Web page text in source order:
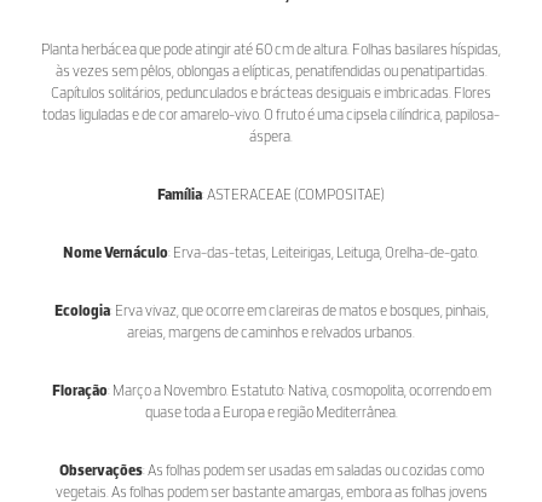
Planta herbácea que pode atingir até 60 cm de altura. Folhas basilares híspidas,
às vezes sem pêlos, oblongas a elípticas, penatifendidas ou penatipartidas.
Capítulos solitários, pedunculados e brácteas desiguais e imbricadas. Flores
todas liguladas e de cor amarelo-vivo. O fruto é uma cipsela cilíndrica, papilosa-
áspera.
Família: ASTERACEAE (COMPOSITAE)
Nome Vernáculo: Erva-das-tetas, Leiteirigas, Leituga, Orelha-de-gato.
Ecologia: Erva vivaz, que ocorre em clareiras de matos e bosques, pinhais,
areias, margens de caminhos e relvados urbanos.
Floração: Março a Novembro. Estatuto: Nativa, cosmopolita, ocorrendo em
quase toda a Europa e região Mediterrânea.
Observações: As folhas podem ser usadas em saladas ou cozidas como
vegetais. As folhas podem ser bastante amargas, embora as folhas jovens